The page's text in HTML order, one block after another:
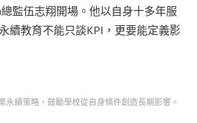
總監伍志翔開場。他以自身十多年服
續教育不能只談KPI，更要能定義影
永續策略，鼓勵學校從自身條件創造長期影響。